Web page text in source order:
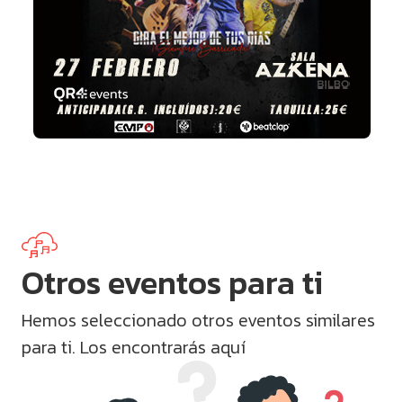
Otros eventos para ti
Hemos seleccionado otros eventos similares
para ti. Los encontrarás aquí